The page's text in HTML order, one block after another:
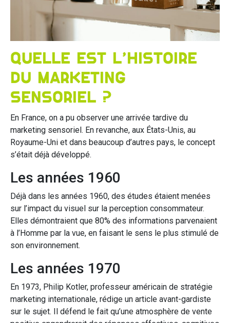
Quelle est l’histoire
du marketing
sensoriel ?
En France, on a pu observer une arrivée tardive du
marketing sensoriel. En revanche, aux États-Unis, au
Royaume-Uni et dans beaucoup d’autres pays, le concept
s’était déjà développé.
Les années 1960
Déjà dans les années 1960, des études étaient menées
sur l’impact du visuel sur la perception consommateur.
Elles démontraient que 80% des informations parvenaient
à l’Homme par la vue, en faisant le sens le plus stimulé de
son environnement.
Les années 1970
En 1973, Philip Kotler, professeur américain de stratégie
marketing internationale, rédige un article avant-gardiste
sur le sujet. Il défend le fait qu’une atmosphère de vente